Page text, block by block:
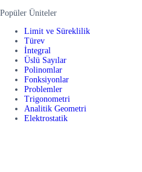
Popüler Üniteler
Limit ve Süreklilik
Türev
İntegral
Üslü Sayılar
Polinomlar
Fonksiyonlar
Problemler
Trigonometri
Analitik Geometri
Elektrostatik